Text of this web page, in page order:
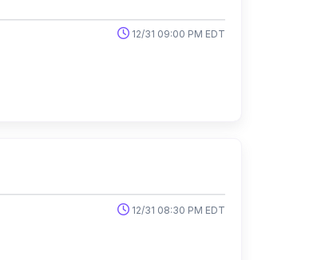
12/31 09:00 PM EDT
12/31 08:30 PM EDT